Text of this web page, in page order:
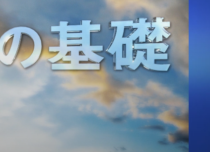
ユナイテッド･フォー･ヒューマンライ
ツ
市民の人権擁護の会
サイエントロジー･ボランティア･ミニ
初級のサービス 病気やけがのためのアシスト
高潔さと正直さ
結婚
感情のトーン・スケール
薬物に対する解決策
子ども
職場のためのツール
エシックスとコンディション